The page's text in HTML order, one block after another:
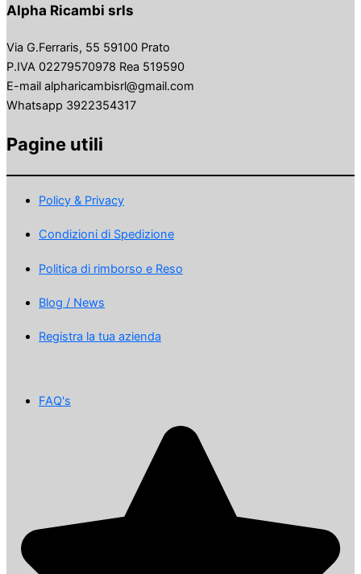
Alpha Ricambi srls
Via G.Ferraris, 55 59100 Prato
P.IVA 02279570978 Rea 519590
E-mail alpharicambisrl@gmail.com
Whatsapp 3922354317
Pagine utili
Policy & Privacy
Condizioni di Spedizione
Politica di rimborso e Reso
Blog / News
Registra la tua azienda
FAQ's